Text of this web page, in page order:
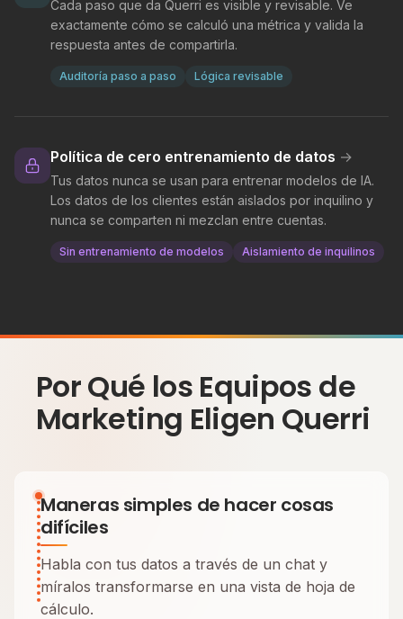
Cada paso que da Querri es visible y revisable. Ve
exactamente cómo se calculó una métrica y valida la
respuesta antes de compartirla.
Auditoría paso a paso Lógica revisable
Política de cero entrenamiento de datos →
Tus datos nunca se usan para entrenar modelos de IA.
Los datos de los clientes están aislados por inquilino y
nunca se comparten ni mezclan entre cuentas.
Sin entrenamiento de modelos Aislamiento de inquilinos
Por Qué los Equipos de
Marketing Eligen Querri
Maneras simples de hacer cosas
difíciles
Habla con tus datos a través de un chat y
míralos transformarse en una vista de hoja de
cálculo.